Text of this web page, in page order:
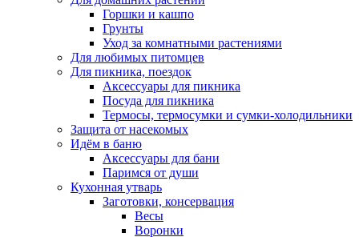
Горшки и кашпо
Грунты
Уход за комнатными растениями
Для любимых питомцев
Для пикника, поездок
Аксессуары для пикника
Посуда для пикника
Термосы, термосумки и сумки-холодильники
Защита от насекомых
Идём в баню
Аксессуары для бани
Паримся от души
Кухонная утварь
Заготовки, консервация
Весы
Воронки